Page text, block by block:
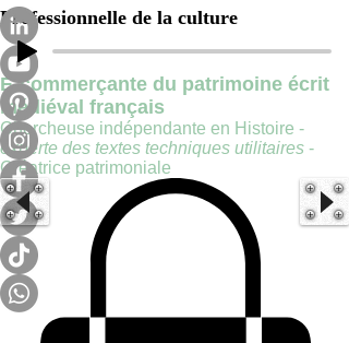
Professionnelle de la culture
E-commerçante du patrimoine écrit
médiéval français
Chercheuse indépendante en Histoire -
experte des textes techniques utilitaires -
Créatrice patrimoniale